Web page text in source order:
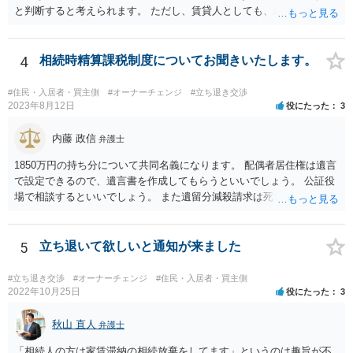
と判断すると考えられます。 ただし、賃貸人としても、裁判を始める
資料を作成する、などの準備をするのが通常です。 その場合には、一
応の正当事由があるので立退料と引き換えに明渡請求が認められるこ
ともありますし、それでも一応の正当事由もないとして立退料にかか
わらず正当事由に欠けるとして明渡請求が認められないこともありま
す。
4 相続時精算課税制度についてお聞きいたします。
#住民・入居者・買主側 #オーナーチェンジ #立ち退き交渉
2023年8月12日 役にたった 3
内藤 政信 弁護士
1850万円の持ち分について共同名義になります。 配偶者居住権は遺言
で設定できるので、遺言書を作成してもらうといいでしょう。 公証役
場で相談するといいでしょう。 また遺留分減殺請求は死亡前10年分の
ね。
5 立ち退いて欲しいと通知が来ました
#立ち退き交渉 #オーナーチェンジ #住民・入居者・買主側
2022年10月25日 役にたった 3
秋山 直人 弁護士
「相続人の方は家賃滞納の相続放棄をしてます」というのは趣旨が不